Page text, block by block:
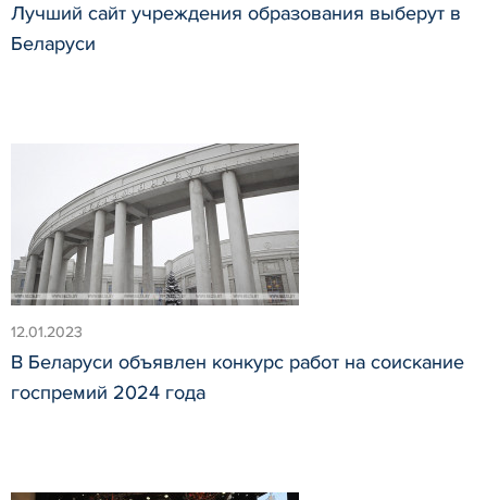
Лучший сайт учреждения образования выберут в
Беларуси
12.01.2023
В Беларуси объявлен конкурс работ на соискание
госпремий 2024 года